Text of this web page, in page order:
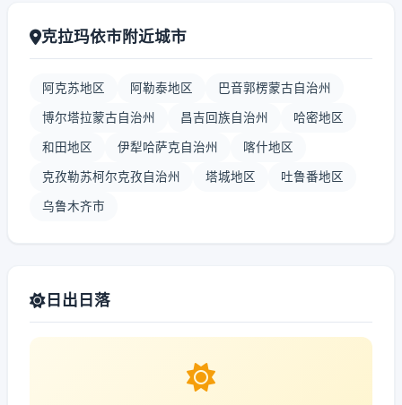
克拉玛依市附近城市
阿克苏地区 阿勒泰地区 巴音郭楞蒙古自治州
博尔塔拉蒙古自治州 昌吉回族自治州 哈密地区
和田地区 伊犁哈萨克自治州 喀什地区
克孜勒苏柯尔克孜自治州 塔城地区 吐鲁番地区
乌鲁木齐市
日出日落